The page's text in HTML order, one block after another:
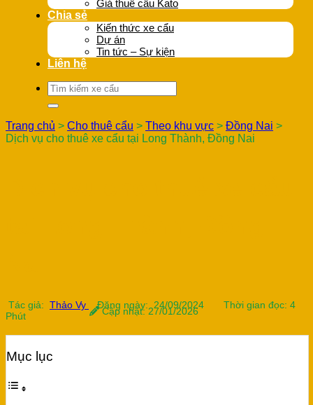
Giá thuê cẩu Kato
Chia sẻ
Kiến thức xe cẩu
Dự án
Tin tức – Sự kiện
Liên hệ
Tìm
kiếm:
Trang chủ > Cho thuê cẩu > Theo khu vực > Đồng Nai >
Dịch vụ cho thuê xe cẩu tại Long Thành, Đồng Nai
Tác giả: Thảo Vy Đăng ngày: 24/09/2024
Thời gian đọc: 4
Phút
Cập nhật: 27/01/2026
Mục lục